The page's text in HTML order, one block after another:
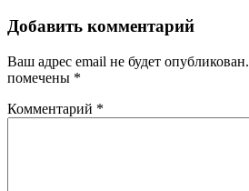
Добавить комментарий
Ваш адрес email не будет опубликован.
помечены *
Комментарий *